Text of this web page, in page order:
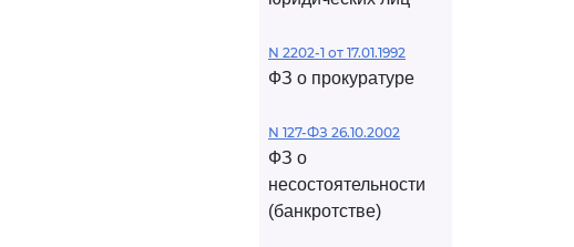
N 2202-1 от 17.01.1992
ФЗ о прокуратуре
N 127-ФЗ 26.10.2002
ФЗ о
несостоятельности
(банкротстве)